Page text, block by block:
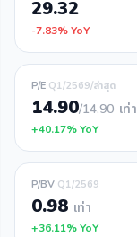
29.32
-7.83% YoY
P/E Q1/2569/ล่าสุด
14.90/14.90 เท่า
+40.17% YoY
P/BV Q1/2569
0.98 เท่า
+36.11% YoY